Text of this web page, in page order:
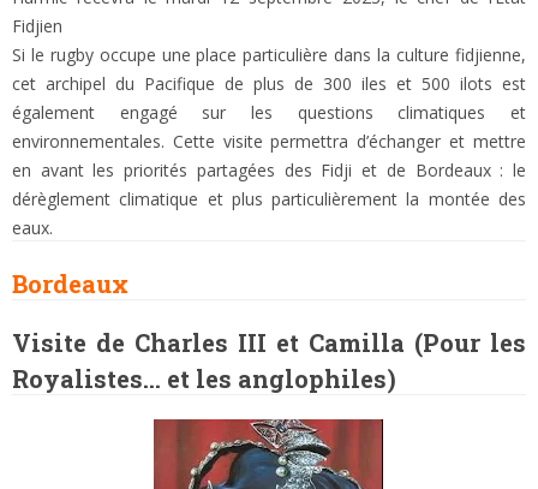
Fidjien
Si le rugby occupe une place particulière dans la culture fidjienne,
cet archipel du Pacifique de plus de 300 iles et 500 ilots est
également engagé sur les questions climatiques et
environnementales. Cette visite permettra d’échanger et mettre
en avant les priorités partagées des Fidji et de Bordeaux : le
dérèglement climatique et plus particulièrement la montée des
eaux.
Bordeaux
Visite de Charles III et Camilla (Pour les
Royalistes… et les anglophiles)